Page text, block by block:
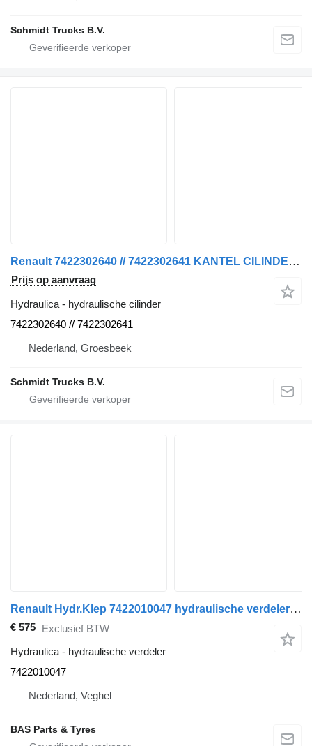
Schmidt Trucks B.V.
Renault 7422302640 // 7422302641 KANTEL CILINDER T SERIE EURO 6 R+L hydraulische cilinder voor vrachtwagen
Prijs op aanvraag
Hydraulica - hydraulische cilinder
7422302640 // 7422302641
Nederland, Groesbeek
Schmidt Trucks B.V.
Renault Hydr.Klep 7422010047 hydraulische verdeler voor Renault vrachtwagen
€ 575 Exclusief BTW
Hydraulica - hydraulische verdeler
7422010047
Nederland, Veghel
BAS Parts & Tyres